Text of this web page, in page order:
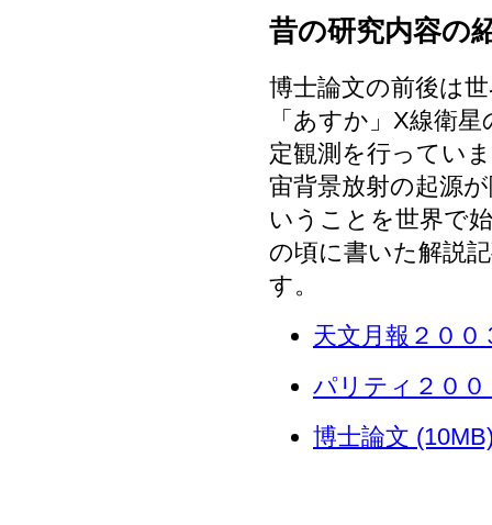
昔の研究内容の
博士論文の前後は
「あすか」X線衛
定観測を行ってい
宙背景放射の起源
いうことを世界で
の頃に書いた解説
す。
天文月報２００
パリティ２０
博士論文